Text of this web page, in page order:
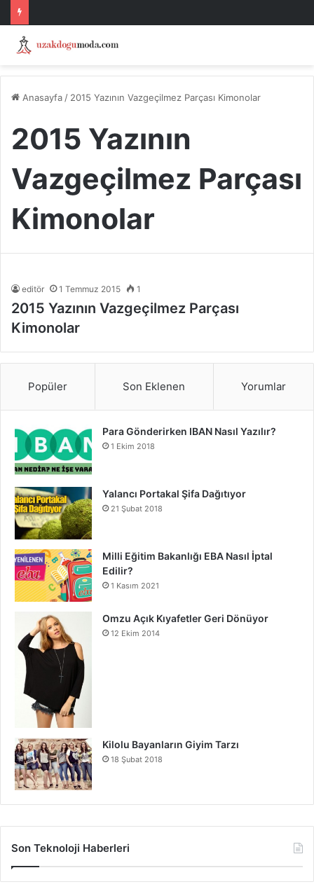
Anasayfa / 2015 Yazının Vazgeçilmez Parçası Kimonolar
2015 Yazının
Vazgeçilmez Parçası
Kimonolar
editör 1 Temmuz 2015 1
2015 Yazının Vazgeçilmez Parçası
Kimonolar
Popüler Son Eklenen Yorumlar
Para Gönderirken IBAN Nasıl Yazılır?
1 Ekim 2018
Yalancı Portakal Şifa Dağıtıyor
21 Şubat 2018
Milli Eğitim Bakanlığı EBA Nasıl İptal
Edilir?
1 Kasım 2021
Omzu Açık Kıyafetler Geri Dönüyor
12 Ekim 2014
Kilolu Bayanların Giyim Tarzı
18 Şubat 2018
Son Teknoloji Haberleri